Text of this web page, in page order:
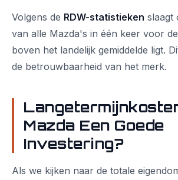
Volgens de RDW-statistieken slaagt
van alle Mazda's in één keer voor
boven het landelijk gemiddelde ligt.
de betrouwbaarheid van het merk.
Mazda Een Goede
Investering?
Als we kijken naar de totale